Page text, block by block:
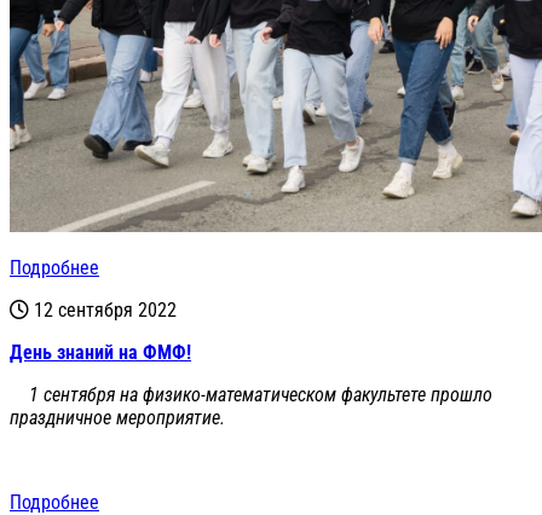
Подробнее
12 сентября 2022
День знаний на ФМФ!
1 сентября на физико-математическом факультете прошло
праздничное мероприятие.
Подробнее